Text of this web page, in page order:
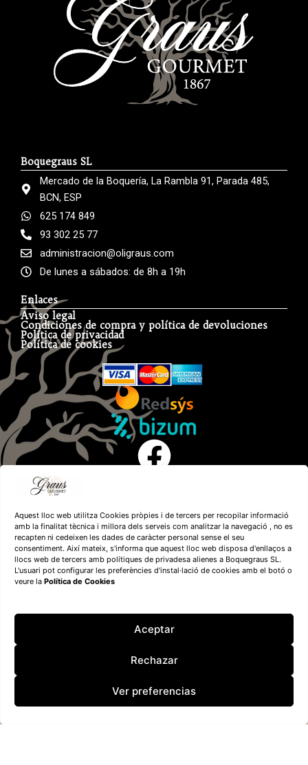
Aquest lloc web utilitza Cookies pròpies i de tercers per recopilar informació
amb la finalitat tècnica i millora dels serveis com analitzar la navegació , no es
recapten ni cedeixen les dades de caràcter personal sense el seu
consentiment. Així mateix, s'informa que aquest lloc web disposa d'enllaços a
llocs web de tercers amb polítiques de privadesa alienes a Boquegraus SL.
L'usuari pot configurar les preferències d'instal·lació de cookies amb el botó o
veure la Política de Cookies
Aceptar
Rechazar
Ver preferencias
Boquegraus SL
Mercado de la Boquería, La Rambla 91, Parada 485,
BCN, ESP
625 174 849
93 302 25 77
administracion@oligraus.com
De lunes a sábados: de 8h a 19h
Enlaces
Aviso legal
Condiciones de compra y política de devoluciones
Política de privacidad
Política de cookies
Boquegraus SL– 2026 – Todos los derechos reservados